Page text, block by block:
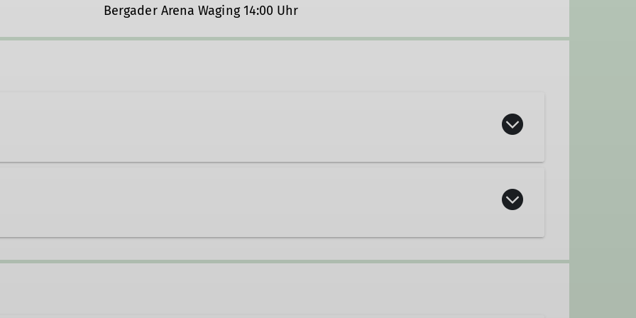
Bergader Arena Waging 14:00 Uhr